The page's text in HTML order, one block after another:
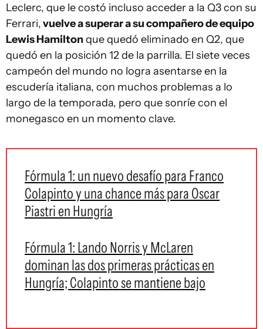
Leclerc, que le costó incluso acceder a la Q3 con su
Ferrari,vuelve a superar a su compañero de equipo
Lewis Hamiltonque quedó eliminado en Q2, que
quedó en la posición 12 de la parrilla. El siete veces
campeón del mundo no logra asentarse en la
escudería italiana, con muchos problemas a lo
largo de la temporada, pero que sonríe con el
monegasco en un momento clave.
Fórmula 1: un nuevo desafío para Franco
Colapinto y una chance más para Oscar
Piastri en Hungría
Fórmula 1: Lando Norris y McLaren
dominan las dos primeras prácticas en
Hungría; Colapinto se mantiene bajo